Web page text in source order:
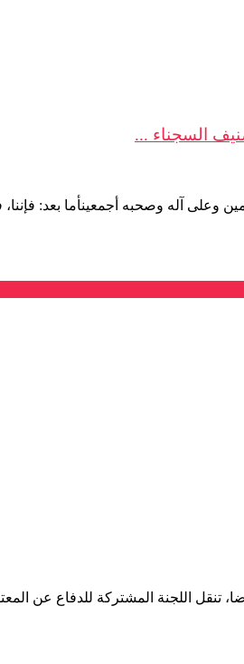
السجناء ...
آله وصحبه أجمعينأما بعد:
اللجنة المشتركة للدفاع عن